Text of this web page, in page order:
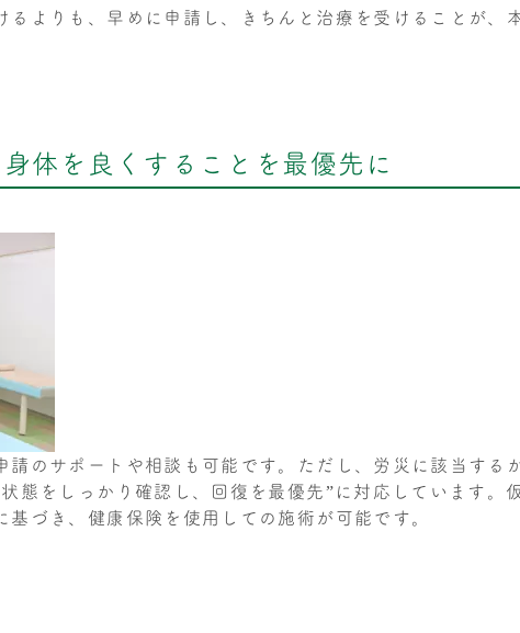
るよりも、早めに申請し、きちんと治療を受けることが、
体を良くすることを最優先に
請のサポートや相談も可能です。ただし、労災に該当する
態をしっかり確認し、回復を最優先”に対応しています。
づき、健康保険を使用しての施術が可能です。